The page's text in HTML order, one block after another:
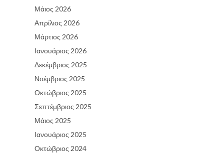
Μάιος 2026
Απρίλιος 2026
Μάρτιος 2026
Ιανουάριος 2026
Δεκέμβριος 2025
Νοέμβριος 2025
Οκτώβριος 2025
Σεπτέμβριος 2025
Μάιος 2025
Ιανουάριος 2025
Οκτώβριος 2024